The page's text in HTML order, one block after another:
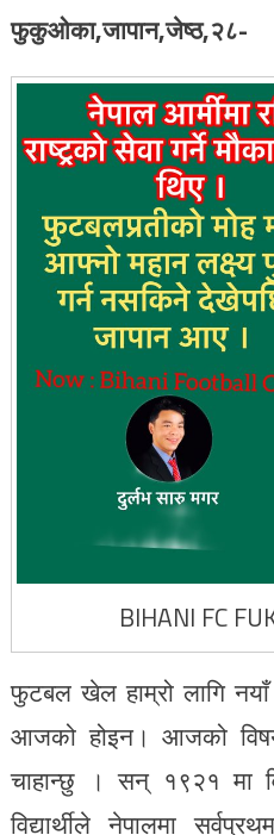
फुकुओका,जापान,जेष्ठ,२८-
BIHANI FC
फुटबल खेल हाम्रो लागि
आजको होइन। आजको
चाहान्छु । सन् १९२१ मा
विद्यार्थीले नेपालमा